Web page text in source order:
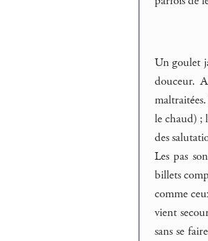
Un goulet
douceur.
le chaud) ;
des
Les pas
billets
comme
vient
sans se